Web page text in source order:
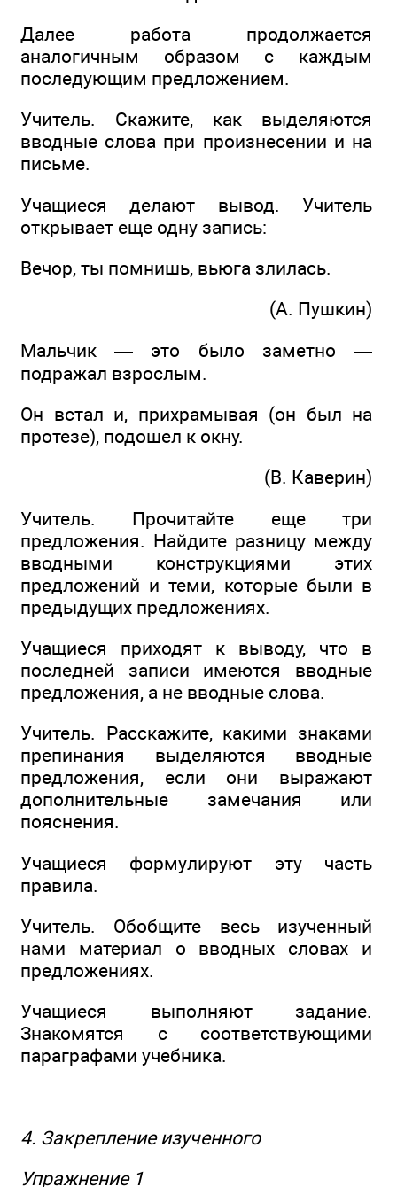
Далее работа продолжается
аналогичным образом с каждым
последующим предложением.
Учитель. Скажите, как выделяются
вводные слова при произнесении и на
письме.
Учащиеся делают вывод. Учитель
открывает еще одну запись:
Вечор, ты помнишь, вьюга злилась.
(А. Пушкин)
Мальчик — это было заметно —
подражал взрослым.
Он встал и, прихрамывая (он был на
протезе), подошел к окну.
(В. Каверин)
Учитель. Прочитайте еще три
предложения. Найдите разницу между
вводными конструкциями этих
предложений и теми, которые были в
предыдущих предложениях.
Учащиеся приходят к выводу, что в
последней записи имеются вводные
предложения, а не вводные слова.
Учитель. Расскажите, какими знаками
препинания выделяются вводные
предложения, если они выражают
дополнительные замечания или
пояснения.
Учащиеся формулируют эту часть
правила.
Учитель. Обобщите весь изученный
нами материал о вводных словах и
предложениях.
Учащиеся выполняют задание.
Знакомятся с соответствующими
параграфами учебника.
4. Закрепление изученного
Упражнение 1